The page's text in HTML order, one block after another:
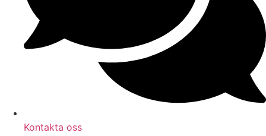
Kontakta oss